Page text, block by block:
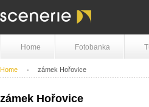
Home Fotobanka
Home zámek Hořovice
zámek Hořovice